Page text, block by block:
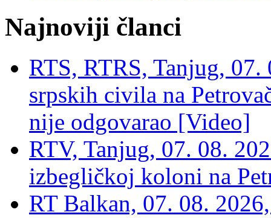
Najnoviji članci
RTS, RTRS, Tanjug,
srpskih civila na
nije odgovarao [Video]
RTV, Tanjug, 07. 08.
izbegličkoj koloni na
RT Balkan, 07. 08.